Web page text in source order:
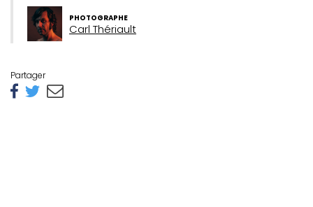
PHOTOGRAPHE
Carl Thériault
Partager